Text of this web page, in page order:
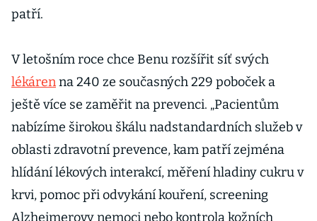
patří.
V letošním roce chce Benu rozšířit síť svých
lékárenna 240 ze současných 229 poboček a
ještě více se zaměřit na prevenci. „Pacientům
nabízíme širokou škálu nadstandardních služeb v
oblasti zdravotní prevence, kam patří zejména
hlídání lékových interakcí, měření hladiny cukru v
krvi, pomoc při odvykání kouření, screening
Alzheimerovy nemoci nebo kontrola kožních